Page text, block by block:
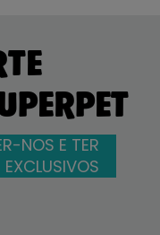
NOS E TER